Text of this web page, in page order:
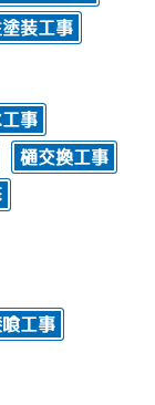
塗装工事
工事
樋交換工事
工事